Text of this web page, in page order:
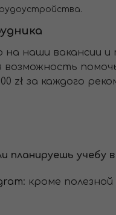
на наши вакансии
zł за каждого
планируешь учебу
: кроме